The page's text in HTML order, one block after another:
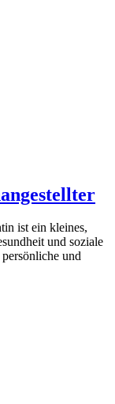
ist ein kleines,
und soziale
und